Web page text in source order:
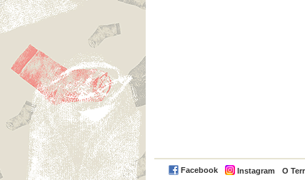
Facebook Instagram O